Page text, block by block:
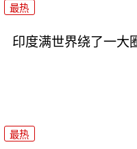
最热
印度满世界绕了一大
最热